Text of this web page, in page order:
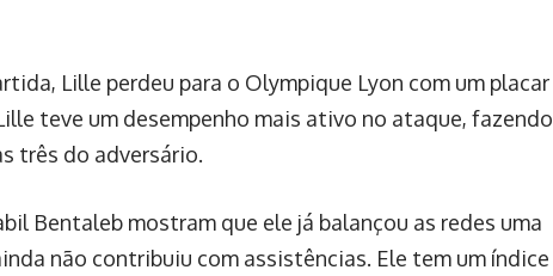
Lille perdeu para o Olympique Lyon com um placar
teve um desempenho mais ativo no ataque, fazendo
três do adversário.
Bentaleb mostram que ele já balançou as redes uma
não contribuiu com assistências. Ele tem um índice